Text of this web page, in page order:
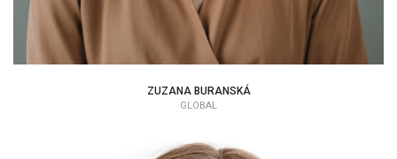
ZUZANA BURANSKÁ
GLOBAL